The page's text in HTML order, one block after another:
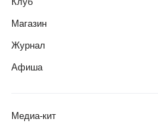
Магазин
Журнал
Афиша
Медиа-кит